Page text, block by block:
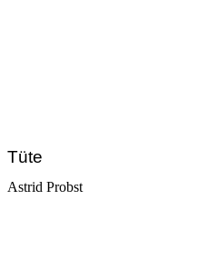
Tüte
Astrid Probst